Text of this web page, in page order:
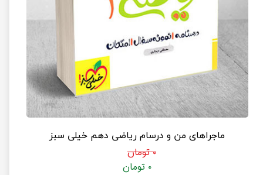
ماجراهای من و درسام ریاضی دهم خیلی سبز
۰ تومان
۰ تومان